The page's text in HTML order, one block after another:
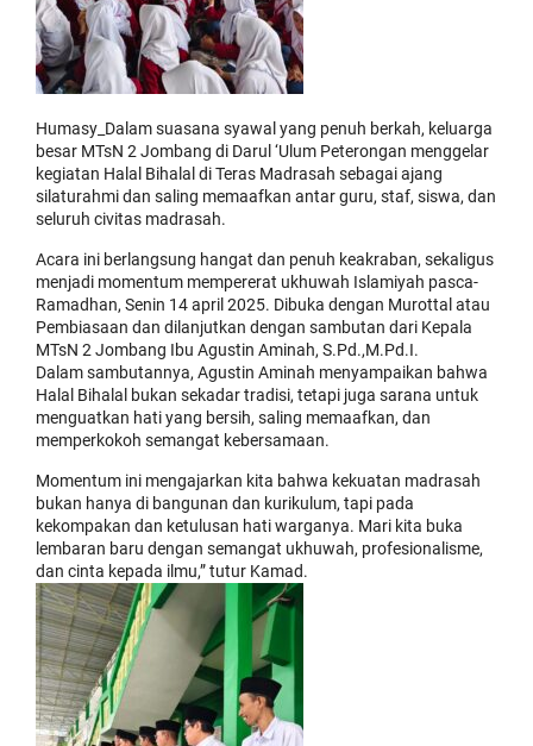
Humasy_Dalam suasana syawal yang penuh berkah, keluarga
besar MTsN 2 Jombang di Darul ‘Ulum Peterongan menggelar
kegiatan Halal Bihalal di Teras Madrasah sebagai ajang
silaturahmi dan saling memaafkan antar guru, staf, siswa, dan
seluruh civitas madrasah.
Acara ini berlangsung hangat dan penuh keakraban, sekaligus
menjadi momentum mempererat ukhuwah Islamiyah pasca-
Ramadhan, Senin 14 april 2025. Dibuka dengan Murottal atau
Pembiasaan dan dilanjutkan dengan sambutan dari Kepala
MTsN 2 Jombang Ibu Agustin Aminah, S.Pd.,M.Pd.I.
Dalam sambutannya, Agustin Aminah menyampaikan bahwa
Halal Bihalal bukan sekadar tradisi, tetapi juga sarana untuk
menguatkan hati yang bersih, saling memaafkan, dan
memperkokoh semangat kebersamaan.
Momentum ini mengajarkan kita bahwa kekuatan madrasah
bukan hanya di bangunan dan kurikulum, tapi pada
kekompakan dan ketulusan hati warganya. Mari kita buka
lembaran baru dengan semangat ukhuwah, profesionalisme,
dan cinta kepada ilmu,” tutur Kamad.